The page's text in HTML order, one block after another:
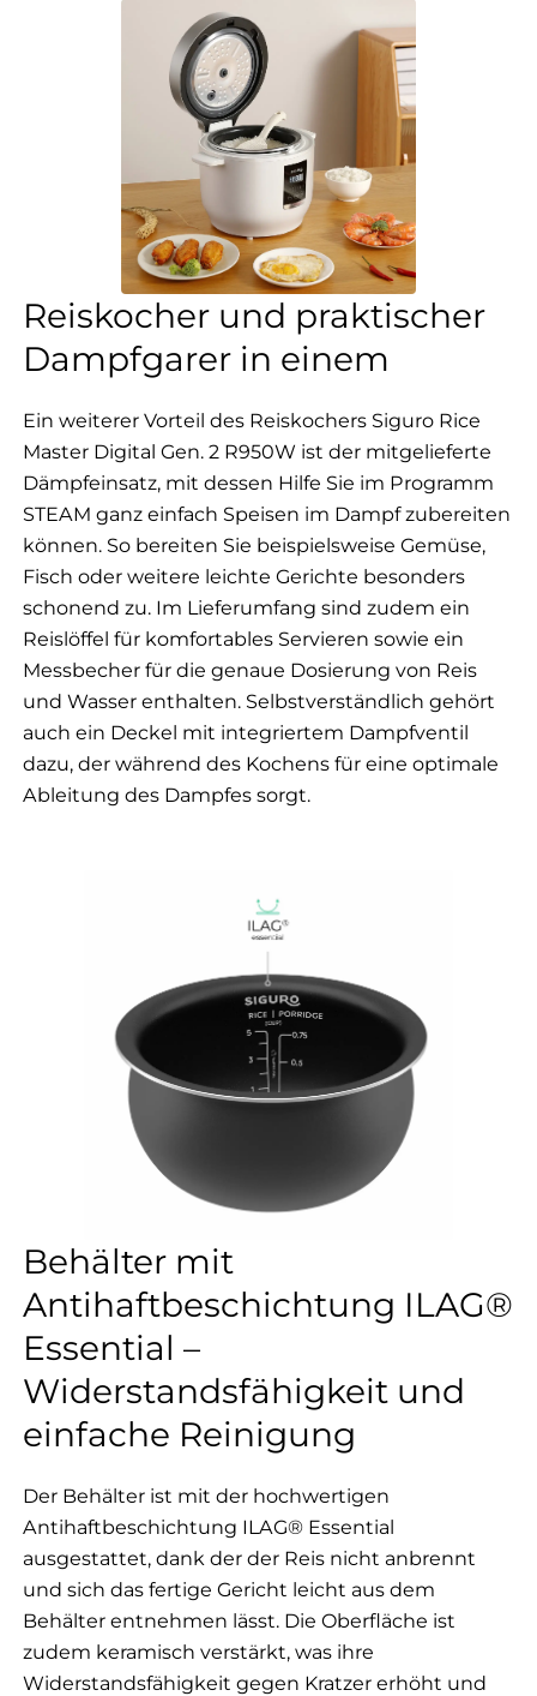
Reiskocher und praktischer
Dampfgarer in einem
Ein weiterer Vorteil des Reiskochers Siguro Rice
Master Digital Gen. 2 R950W ist der mitgelieferte
Dämpfeinsatz, mit dessen Hilfe Sie im Programm
STEAM ganz einfach Speisen im Dampf zubereiten
können. So bereiten Sie beispielsweise Gemüse,
Fisch oder weitere leichte Gerichte besonders
schonend zu. Im Lieferumfang sind zudem ein
Reislöffel für komfortables Servieren sowie ein
Messbecher für die genaue Dosierung von Reis
und Wasser enthalten. Selbstverständlich gehört
auch ein Deckel mit integriertem Dampfventil
dazu, der während des Kochens für eine optimale
Ableitung des Dampfes sorgt.
Behälter mit
Antihaftbeschichtung ILAG®
Essential –
Widerstandsfähigkeit und
einfache Reinigung
Der Behälter ist mit der hochwertigen
Antihaftbeschichtung ILAG® Essential
ausgestattet, dank der der Reis nicht anbrennt
und sich das fertige Gericht leicht aus dem
Behälter entnehmen lässt. Die Oberfläche ist
zudem keramisch verstärkt, was ihre
Widerstandsfähigkeit gegen Kratzer erhöht und